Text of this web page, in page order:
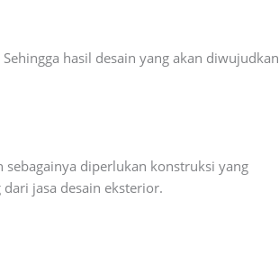
hasil desain yang akan diwujudkan
diperlukan konstruksi yang
jasa desain eksterior.